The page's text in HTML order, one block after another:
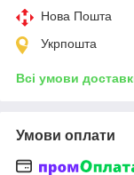
Нова Пошта
Укрпошта
Всі умови
Умови оплати